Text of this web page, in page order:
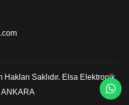
Saklıdır. Elsa Elektronik
ANKARA